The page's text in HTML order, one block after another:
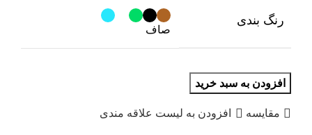
رنگ بندی
صاف
افزودن به سبد خرید
مقایسه افزودن به لیست علاقه مندی